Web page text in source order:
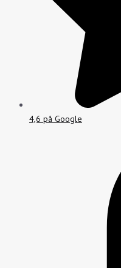
4,6 på Google